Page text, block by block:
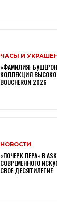
ЧАСЫ И
«ФАМИЛИЯ:
КОЛЛЕКЦИЯ
BOUCHERON 2026
НОВОСТИ
«ПОЧЕРК ПЕРА» В
СОВРЕМЕННОГО
СВОЕ ДЕСЯТИЛЕТИЕ